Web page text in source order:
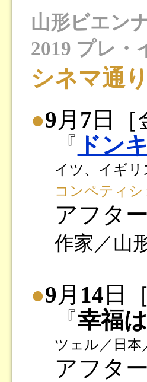
山形ビエン
2019 プレ・
シネマ通
●9 月 7 日［
『 ドン
イツ、イギリ
コンペティシ
アフタ
作家／山
●9 月 14 日
『幸福
ツェル／日本
アフタ